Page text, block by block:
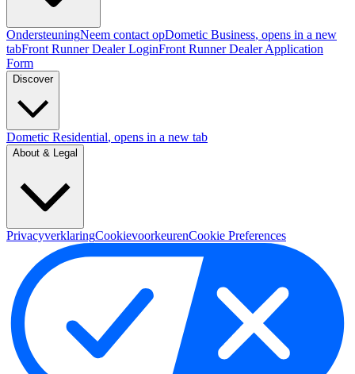
OndersteuningNeem contact opDometic Business, opens in a new
tabFront Runner Dealer LoginFront Runner Dealer Application
Form
Discover
Dometic Residential, opens in a new tab
About & Legal
PrivacyverklaringCookievoorkeurenCookie Preferences